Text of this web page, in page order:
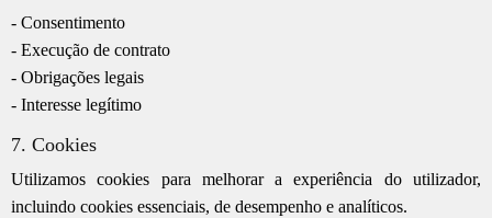
- Consentimento
- Execução de contrato
- Obrigações legais
- Interesse legítimo
7. Cookies
Utilizamos cookies para melhorar a experiência do utilizador,
incluindo cookies essenciais, de desempenho e analíticos.